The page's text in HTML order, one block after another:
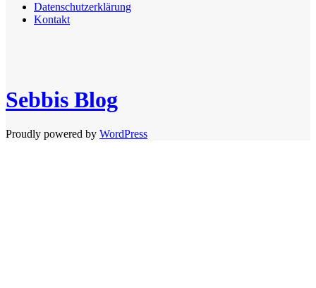
Datenschutzerklärung
Kontakt
Sebbis Blog
Proudly powered by WordPress